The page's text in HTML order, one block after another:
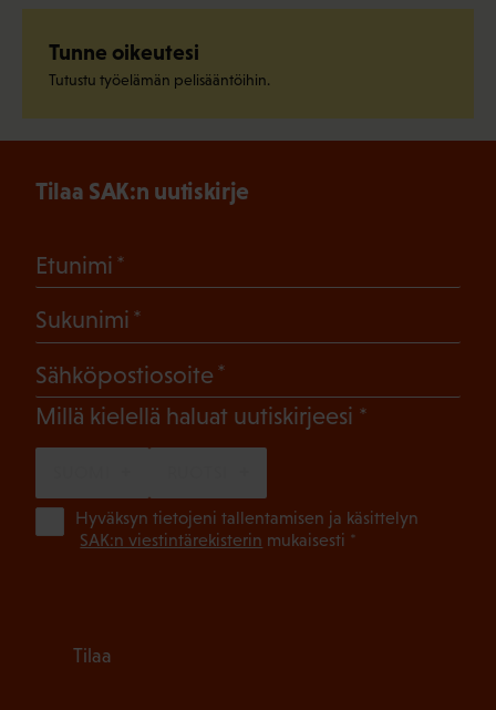
Tunne oikeutesi
Tutustu työelämän pelisääntöihin.
Tilaa SAK:n uutiskirje
Etunimi
Sukunimi
Sähköpostiosoite
Millä kielellä haluat uutiskirjeesi (Pakollinen)
Hyväksyn tietojeni tallentamisen ja käsittelyn
SAK:n viestintärekisterin mukaisesti *
Tilaa